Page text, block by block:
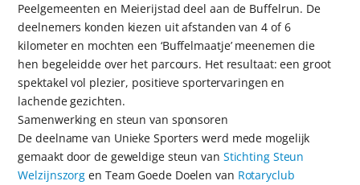
Peelgemeenten en Meierijstad deel aan de Buffelrun. De
deelnemers konden kiezen uit afstanden van 4 of 6
kilometer en mochten een ‘Buffelmaatje’ meenemen die
hen begeleidde over het parcours. Het resultaat: een groot
spektakel vol plezier, positieve sportervaringen en
lachende gezichten.
Samenwerking en steun van sponsoren
De deelname van Unieke Sporters werd mede mogelijk
gemaakt door de geweldige steun van Stichting Steun
Welzijnszorg en Team Goede Doelen van Rotaryclub